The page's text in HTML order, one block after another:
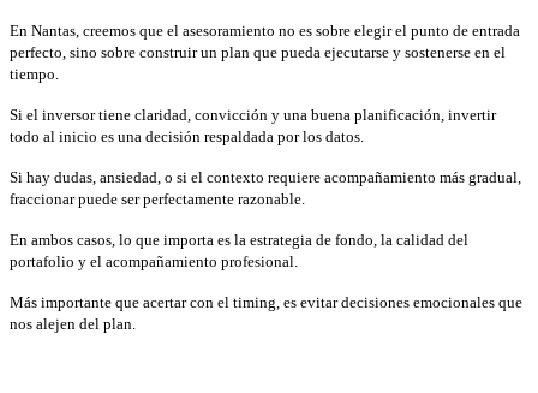
En Nantas, creemos que el asesoramiento no es sobre elegir el punto de entrada
perfecto, sino sobre construir un plan que pueda ejecutarse y sostenerse en el
tiempo.
Si el inversor tiene claridad, convicción y una buena planificación, invertir
todo al inicio es una decisión respaldada por los datos.
Si hay dudas, ansiedad, o si el contexto requiere acompañamiento más gradual,
fraccionar puede ser perfectamente razonable.
En ambos casos, lo que importa es la estrategia de fondo, la calidad del
portafolio y el acompañamiento profesional.
Más importante que acertar con el timing, es evitar decisiones emocionales que
nos alejen del plan.